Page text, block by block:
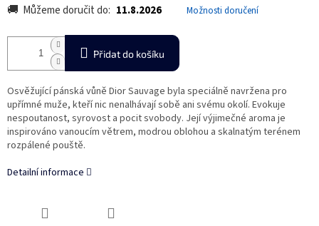
Můžeme doručit do: 11.8.2026 Možnosti doručení
Přidat do košíku
Osvěžující pánská vůně Dior Sauvage byla speciálně navržena pro
upřímné muže, kteří nic nenalhávají sobě ani svému okolí. Evokuje
nespoutanost, syrovost a pocit svobody. Její výjimečné aroma je
inspirováno vanoucím větrem, modrou oblohou a skalnatým terénem
rozpálené pouště.
Detailní informace